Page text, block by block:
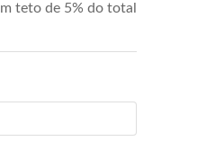
teto de 5% do total